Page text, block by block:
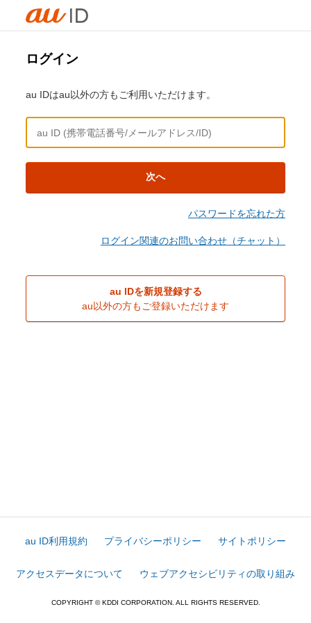
ログイン
au IDはau以外の方もご利用いただけます。
次へ
パスワードを忘れた方
ログイン関連のお問い合わせ（チャット）
au IDを新規登録する
au以外の方もご登録いただけます
au ID利用規約 プライバシーポリシー サイトポリシー
アクセスデータについて ウェブアクセシビリティの取り組み
COPYRIGHT © KDDI CORPORATION. ALL RIGHTS RESERVED.